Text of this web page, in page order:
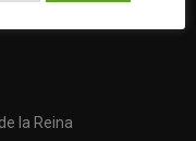
la Reina